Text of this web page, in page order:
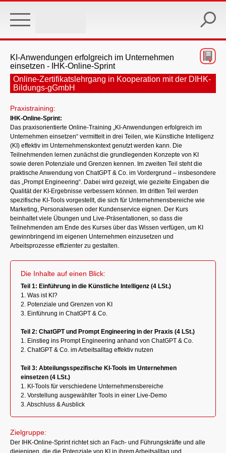
main
KI-Anwendungen erfolgreich im Unternehmen
einsetzen - IHK-Online-Sprint
Online-Zertifikatslehrgang in Kooperation mit der DIHK-
Bildungs-gGmbH
Praxistraining:
IHK-Online-Sprint:
Das praxisorientierte Online-Training „KI-Anwendungen erfolgreich im
Unternehmen einsetzen“ vermittelt in drei Teilen, wie Künstliche Intelligenz
(KI) effektiv im Unternehmenskontext genutzt werden kann. Die
Teilnehmenden lernen zunächst die grundlegenden Konzepte von KI
sowie deren Potenziale und Grenzen kennen. Im zweiten Teil steht die
praktische Anwendung von ChatGPT & Co. im Vordergrund – insbesondere
das „Prompt Engineering“. Dabei wird gezeigt, wie gezielte Eingaben die
Qualität der KI-Ergebnisse verbessern können. Im dritten Teil werden
spezifische KI-Tools vorgestellt, die sich für Unternehmensbereiche wie
Marketing, Personalwesen oder Kundenservice eignen. Der Kurs
beinhaltet viele Übungen und Live-Präsentationen, so dass die
Teilnehmenden am Ende des Kurses über das Wissen verfügen, um KI
gewinnbringend im eigenen Unternehmen einzusetzen und
Arbeitsprozesse effizienter zu gestalten.
Die Inhalte auf einen Blick:
Teil 1: Einführung in die Künstliche Intelligenz (4 LSt.)
1. Was ist KI?
2. Potenziale und Grenzen von KI
3. Einführung in ChatGPT & Co.
Teil 2: ChatGPT und Prompt Engineering in der Praxis (4 LSt.)
1. Einstieg ins Prompt Engineering anhand von ChatGPT & Co.
2. ChatGPT & Co. im Arbeitsalltag effektiv nutzen
Teil 3: Abteilungsspezifische KI-Tools im Unternehmen
einsetzen (4 LSt.)
1. KI-Tools für verschiedene Unternehmensbereiche
2. Vorstellung ausgewählter Tools in einer Live-Demo
3. Abschluss & Ausblick
Zielgruppe:
Der IHK-Online-Sprint richtet sich an Fach- und Führungskräfte und alle
diejenigen, die die Potenziale von KI in ihrem Arbeitsalltag und